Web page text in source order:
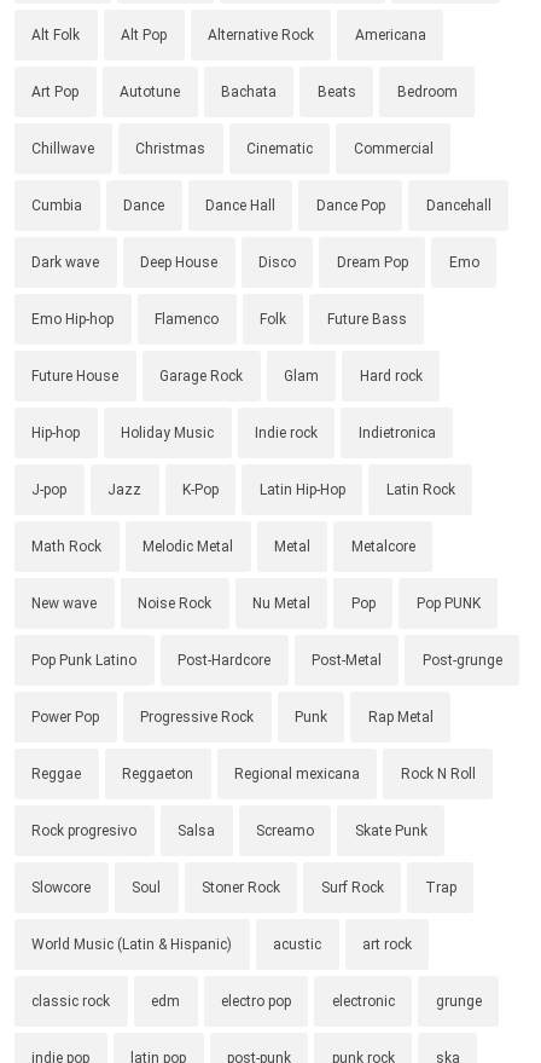
Alt Folk Alt Pop Alternative Rock Americana
Art Pop Autotune Bachata Beats Bedroom
Chillwave Christmas Cinematic Commercial
Cumbia Dance Dance Hall Dance Pop Dancehall
Dark wave Deep House Disco Dream Pop Emo
Emo Hip-hop Flamenco Folk Future Bass
Future House Garage Rock Glam Hard rock
Hip-hop Holiday Music Indie rock Indietronica
J-pop Jazz K-Pop Latin Hip-Hop Latin Rock
Math Rock Melodic Metal Metal Metalcore
New wave Noise Rock Nu Metal Pop Pop PUNK
Pop Punk Latino Post-Hardcore Post-Metal Post-grunge
Power Pop Progressive Rock Punk Rap Metal
Reggae Reggaeton Regional mexicana Rock N Roll
Rock progresivo Salsa Screamo Skate Punk
Slowcore Soul Stoner Rock Surf Rock Trap
World Music (Latin & Hispanic) acustic art rock
classic rock edm electro pop electronic grunge
indie pop latin pop post-punk punk rock ska